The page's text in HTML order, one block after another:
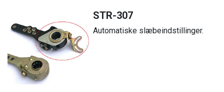
STR-307
Automatiske slæbeindstillinger.